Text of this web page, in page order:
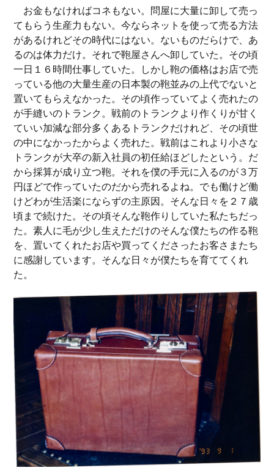
お金もなければコネもない。問屋に大量に卸して売っ
てもらう生産力もない。今ならネットを使って売る方法
があるけれどその時代にはない。ないものだらけで、あ
るのは体力だけ。それで鞄屋さんへ卸していた。その頃
一日１６時間仕事していた。しかし鞄の価格はお店で売
っている他の大量生産の日本製の鞄並みの上代でないと
置いてもらえなかった。その頃作っていてよく売れたの
が手縫いのトランク。戦前のトランクより作くりが甘く
ていい加減な部分多くあるトランクだけれど、その頃世
の中になかったからよく売れた。戦前はこれより小さな
トランクが大卒の新入社員の初任給ほどしたという。だ
から採算が成り立つ鞄。それを僕の手元に入るのが３万
円ほどで作っていたのだから売れるよね。でも働けど働
けどわが生活楽にならずの主原因。そんな日々を２７歳
頃まで続けた。その頃そんな鞄作りしていた私たちだっ
た。素人に毛が少し生えただけのそんな僕たちの作る鞄
を、置いてくれたお店や買ってくださったお客さまたち
に感謝しています。そんな日々が僕たちを育ててくれ
た。